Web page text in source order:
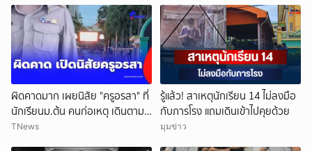
ผิดคาดมาก เผยนิสัย "ครูอรสา" ที่
นักเรียนม.ต้น คนก่อเหตุ เดินตาม
หา
TNews
รู้แล้ว! สาเหตุนักเรียน 14 ไม่ลงมือ
กับภารโรง แถมเดินเข้าไปคุยด้วย
มุมข่าว